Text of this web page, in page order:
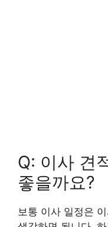
Q: 이사 견
좋을까요?
보통 이사 일정은